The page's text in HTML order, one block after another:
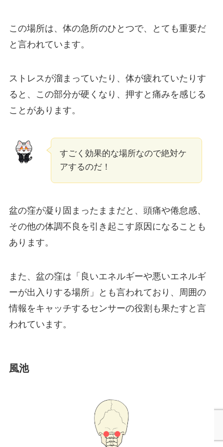
この場所は、体の急所のひとつで、とても重要だ
と言われています。
ストレスが溜まっていたり、体が疲れていたりす
ると、この部分が硬くなり、押すと痛みを感じる
ことがあります。
すごく効果的な場所なので絶対ケ
アするのだ！
盆の窪が凝り固まったままだと、頭痛や倦怠感、
その他の体調不良を引き起こす原因になることも
あります。
また、盆の窪は「良いエネルギーや悪いエネルギ
ーが出入りする場所」とも言われており、周囲の
情報をキャッチするセンサーの役割も果たすと言
われています。
風池